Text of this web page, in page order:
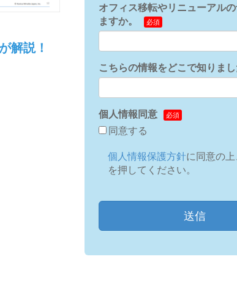
解説！
オフィス移転やリニューアル
ますか。
こちらの情報をどこで知りまし
個人情報同意
同意する
個人情報保護方針に同意の
を押してください。